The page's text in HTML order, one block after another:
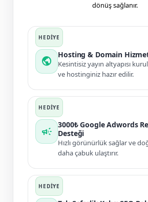
dönüş sağlanır.
public
Hosting & Domain
Kesintisiz yayın altyapısı
ve hostinginiz hazır edilir.
campaign
3000₺ Google Adwords
Desteği
Hızlı görünürlük sağlar ve
daha çabuk ulaştırır.